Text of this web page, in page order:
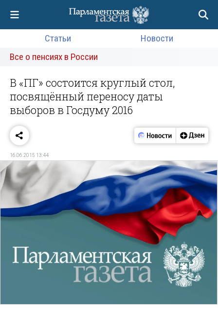
Статьи
Новости
Все о пенсиях в России
В «ПГ» состоится круглый стол,
посвящённый переносу даты
выборов в Госдуму 2016
16.06.2015 13:44